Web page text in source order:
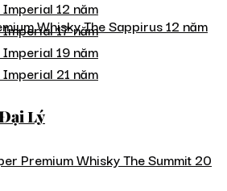
Imperial 12 năm
17 năm
Imperial 19 năm
Imperial 21 năm
Lý
Whisky The Sappirus 12 năm
Premium Whisky The Summit 20